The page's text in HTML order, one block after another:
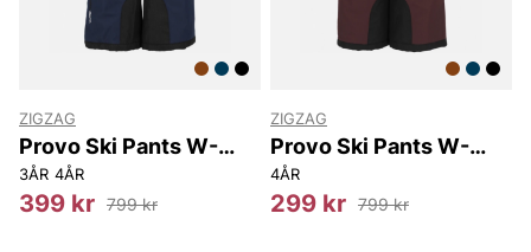
ZIGZAG
Provo Ski Pants W-
PRO
3ÅR 4ÅR
399 kr 799 kr
ZIGZAG
Provo Ski Pants W-
PRO
4ÅR
299 kr 799 kr